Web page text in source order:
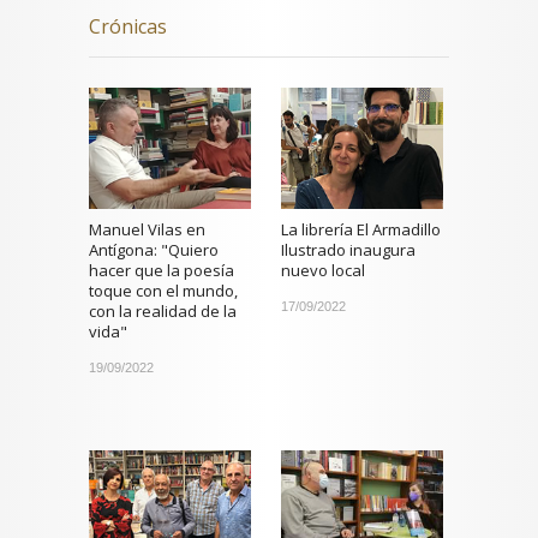
Crónicas
Manuel Vilas en
Antígona: "Quiero
hacer que la poesía
toque con el mundo,
con la realidad de la
vida"
19/09/2022
La librería El Armadillo
Ilustrado inaugura
nuevo local
17/09/2022